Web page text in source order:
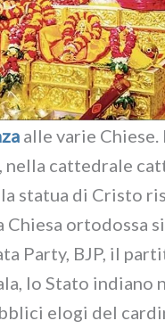
alle varie Chiese.
nel­la cat­te­dra­le
sta­tua di Cristo
orto­dos­sa
Party, BJP, il
lo Stato india­no
elo­gi del